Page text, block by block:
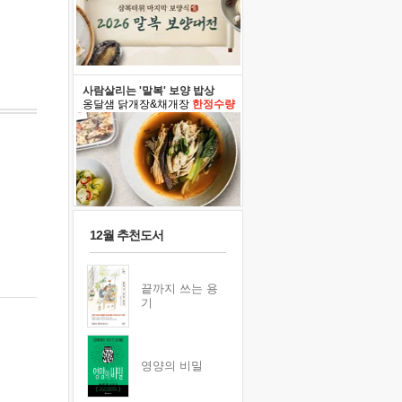
사람살리는 '말복' 보양 밥상
옹달샘 닭개장&채개장 한정수량
12월 추천도서
끝까지 쓰는 용
기
영양의 비밀